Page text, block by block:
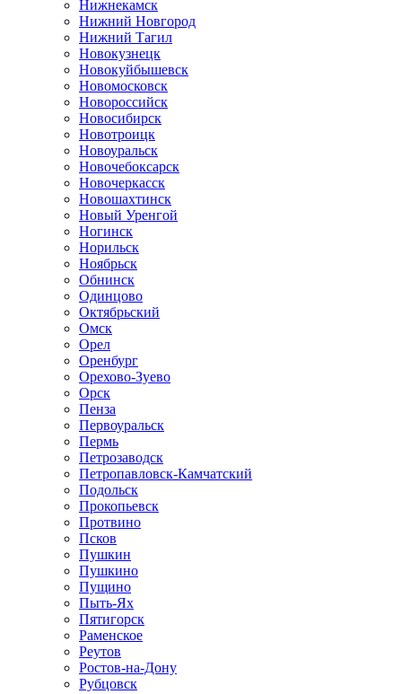
Нижнекамск
Нижний Новгород
Нижний Тагил
Новокузнецк
Новокуйбышевск
Новомосковск
Новороссийск
Новосибирск
Новотроицк
Новоуральск
Новочебоксарск
Новочеркасск
Новошахтинск
Новый Уренгой
Ногинск
Норильск
Ноябрьск
Обнинск
Одинцово
Октябрьский
Омск
Орел
Оренбург
Орехово-Зуево
Орск
Пенза
Первоуральск
Пермь
Петрозаводск
Петропавловск-Камчатский
Подольск
Прокопьевск
Протвино
Псков
Пушкин
Пушкино
Пущино
Пыть-Ях
Пятигорск
Раменское
Реутов
Ростов-на-Дону
Рубцовск